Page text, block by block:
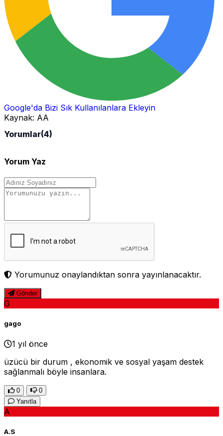
Google'da Bizi Sık Kullanılanlara Ekleyin
Kaynak: AA
Yorumlar(4)
Yorum Yaz
Yorumunuz onaylandıktan sonra yayınlanacaktır.
Gönder
G
gago
1 yıl önce
üzücü bir durum , ekonomik ve sosyal yaşam destek
sağlanmalı böyle insanlara.
0
0
Yanıtla
A
A.S